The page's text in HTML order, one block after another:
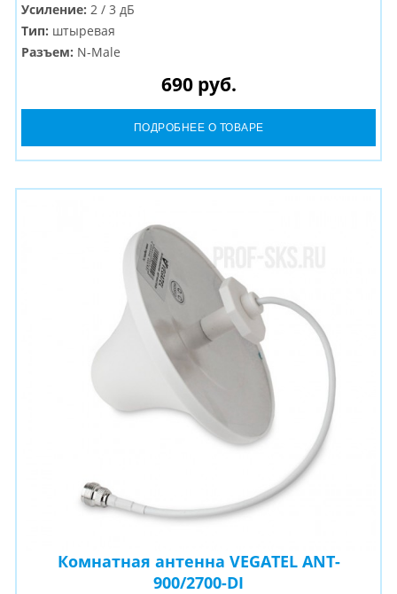
Усиление: 2 / 3 дБ
Тип: штыревая
Разъем: N-Male
690 руб.
ПОДРОБНЕЕ О ТОВАРЕ
Комнатная антенна VEGATEL ANT-
900/2700-DI